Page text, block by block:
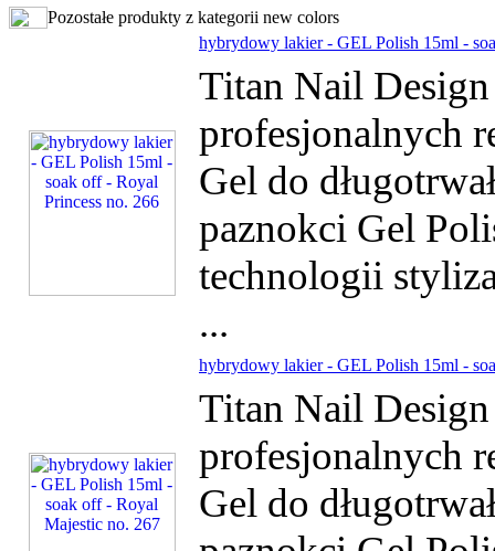
Pozostałe produkty z kategorii new colors
hybrydowy lakier - GEL Polish 15ml -
Titan Nail
profesjonalnych
Gel do
paznokci Gel
technologii
...
hybrydowy lakier - GEL Polish 15ml -
Titan Nail
profesjonalnych
Gel do